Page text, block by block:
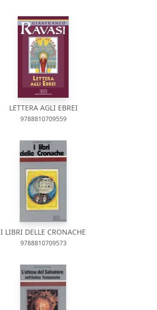
LETTERA AGLI EBREI
9788810709559
I LIBRI DELLE CRONACHE
9788810709573